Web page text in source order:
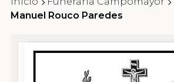
Manuel Rouco Paredes